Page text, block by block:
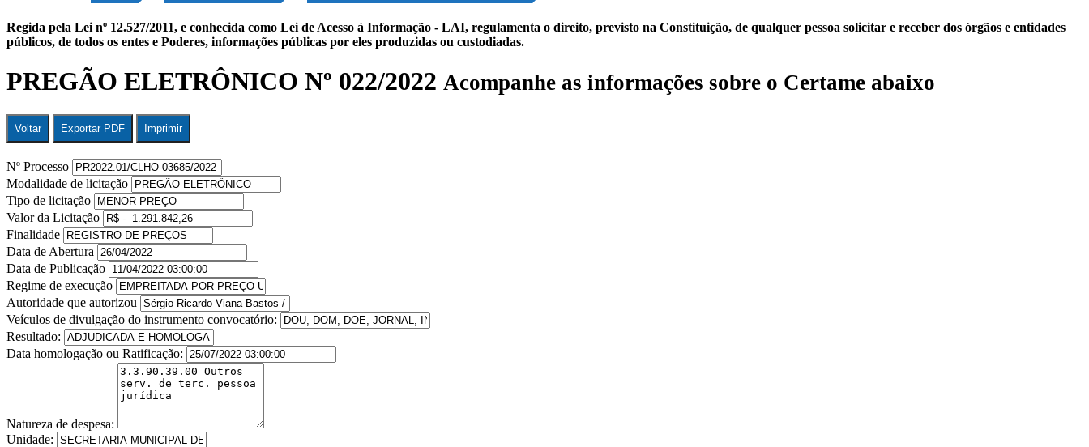
Regida pela Lei nº 12.527/2011, e conhecida como Lei de Acesso à Informação - LAI, regulamenta o direito, previsto na Constituição, de qualquer pessoa solicitar e receber dos órgãos e entidades
públicos, de todos os entes e Poderes, informações públicas por eles produzidas ou custodiadas.
PREGÃO ELETRÔNICO Nº 022/2022 Acompanhe as informações sobre o Certame abaixo
Voltar Exportar PDF Imprimir
Nº Processo
Modalidade de licitação
Tipo de licitação
Valor da Licitação
Finalidade
Data de Abertura
Data de Publicação
Regime de execução
Autoridade que autorizou
Veículos de divulgação do instrumento convocatório:
Resultado:
Data homologação ou Ratificação:
Natureza de despesa:
Unidade: